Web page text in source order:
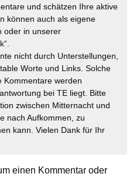
und schätzen Ihre aktive
können auch als eigene
oder in unserer
nicht durch Unterstellungen,
Worte und Links. Solche
Kommentare werden
bei TE liegt. Bitte
zwischen Mitternacht und
nach Aufkommen, zu
kann. Vielen Dank für Ihr
einen Kommentar oder